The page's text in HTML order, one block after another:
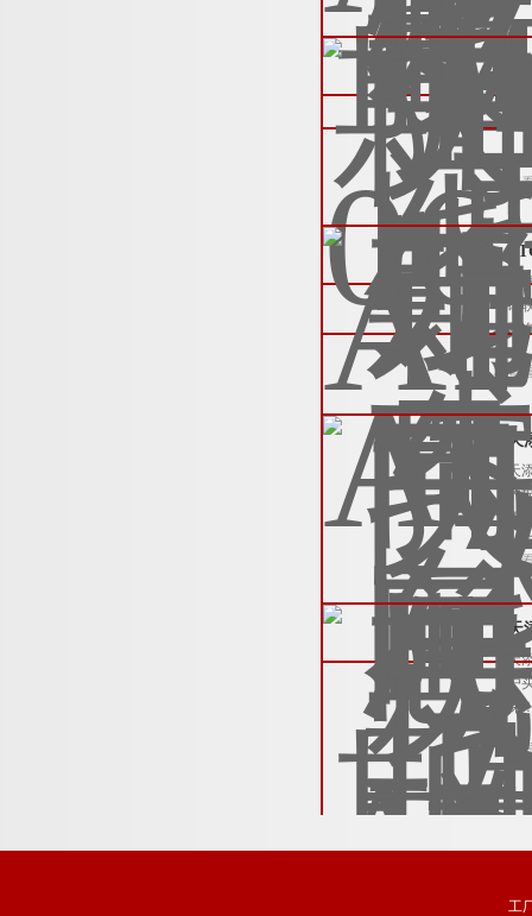
查
大
请
垂
查
天
的
原
外
查
天
户
保
查
工